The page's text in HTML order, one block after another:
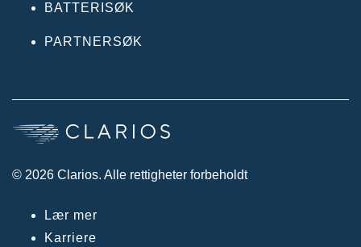
BATTERISØK
PARTNERSØK
© 2026 Clarios. Alle rettigheter forbeholdt
Lær mer
Karriere